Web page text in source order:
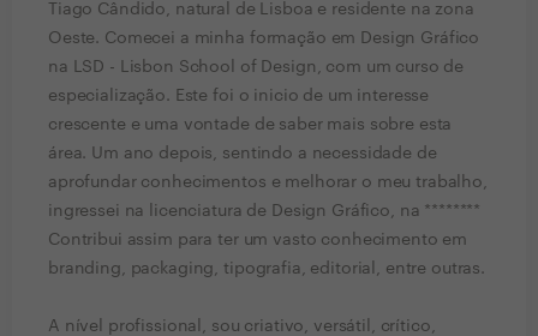
Tiago Cândido, natural de Lisboa e residente na zona
Oeste. Comecei a minha formação em Design Gráfico
na LSD - Lisbon School of Design, com um curso de
especialização. Este foi o inicio de um interesse
crescente e uma vontade de saber mais sobre esta
área. Um ano depois, sentindo a necessidade de
aprofundar conhecimentos e melhorar o meu trabalho,
ingressei na licenciatura de Design Gráfico, na ********
Contribui assim para ter um vasto conhecimento em
branding, packaging, tipografia, editorial, entre outras.
A nível profissional, sou criativo, versátil, crítico,